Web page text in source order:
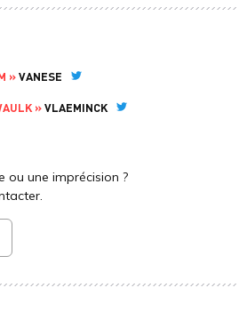
»VANESE
»VLAEMINCK
une imprécision ?